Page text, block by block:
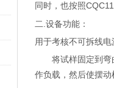
同时，也按照
二 设备功能：
用于考核不可拆线
将试样固定到弯曲
作负载，然后使摆动